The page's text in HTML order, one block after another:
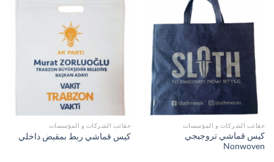
حقائب الشركات و المؤسسات
كيس قماشي تروجيجي
Nonwoven
حقائب الشركات و المؤسسات
كيس قماشي ربط بمقبض داخلي